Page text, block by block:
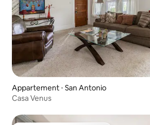
Appartement ⋅ San Antonio
Casa Venus